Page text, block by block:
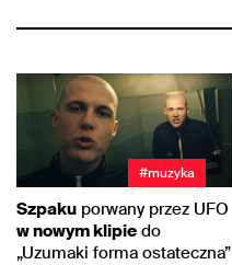
#muzyka
Szpaku porwany przez UFO
w nowym klipie do
„Uzumaki forma ostateczna”